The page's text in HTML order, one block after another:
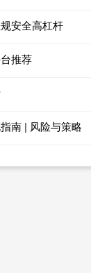
安全高杠杆
推荐
南 | 风险与策略